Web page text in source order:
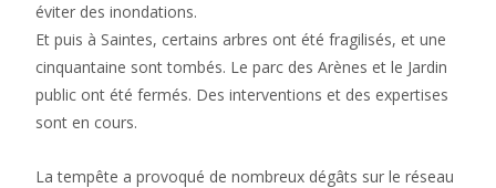
éviter des inondations.
Et puis à Saintes, certains arbres ont été fragilisés, et une
cinquantaine sont tombés. Le parc des Arènes et le Jardin
public ont été fermés. Des interventions et des expertises
sont en cours.
La tempête a provoqué de nombreux dégâts sur le réseau